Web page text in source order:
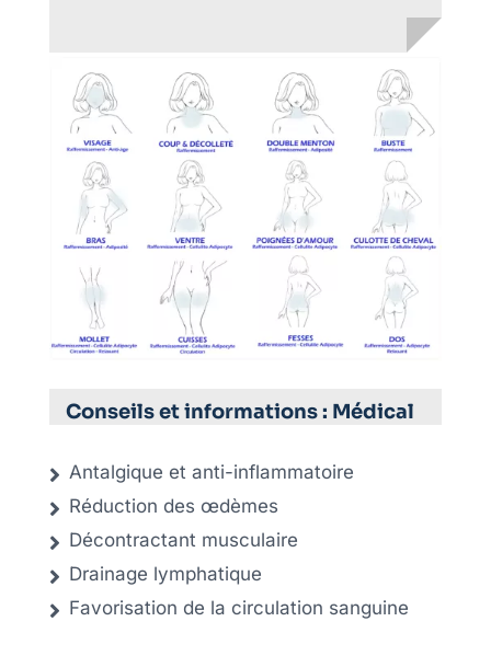
Conseils et informations : Médical
Antalgique et anti-inflammatoire
Réduction des œdèmes
Décontractant musculaire
Drainage lymphatique
Favorisation de la circulation sanguine